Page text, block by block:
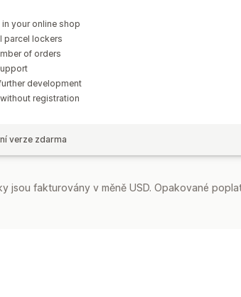
your online shop
parcel lockers
of orders
development
registration
verze zdarma
jsou fakturovány v měně USD. Opakované